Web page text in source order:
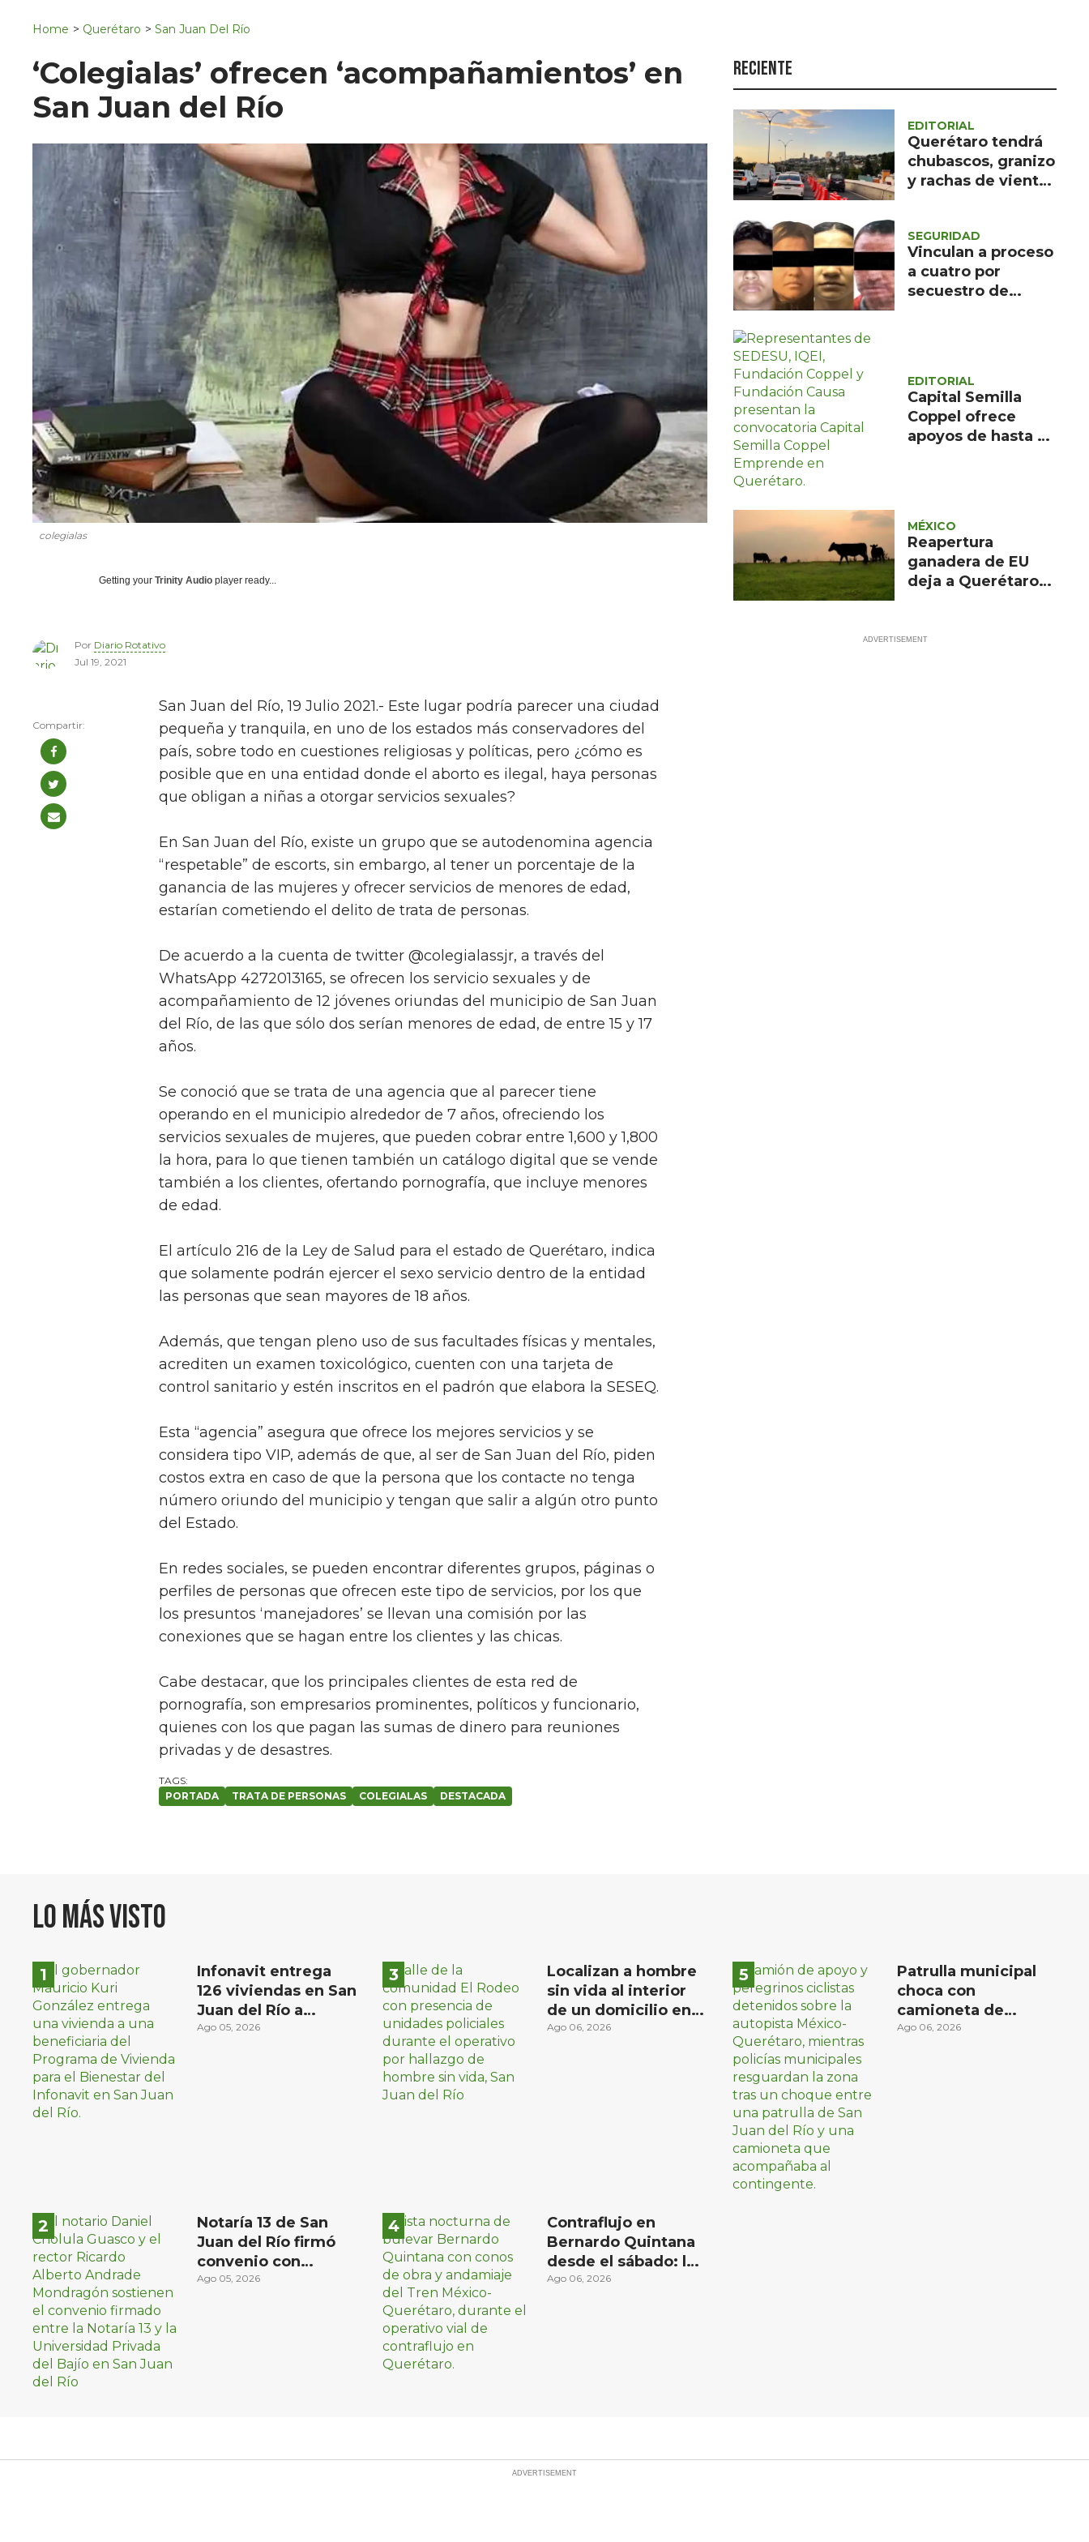
Política
Asuntos Sociales
Estilo de vida
Home > Querétaro > San Juan Del Río
‘Colegialas’ ofrecen ‘acompañamientos’ en
San Juan del Río
colegialas
Getting your Trinity Audio player ready...
Por Diario Rotativo
Jul 19, 2021
San Juan del Río, 19 Julio 2021.- Este lugar podría parecer una ciudad
pequeña y tranquila, en uno de los estados más conservadores del
país, sobre todo en cuestiones religiosas y políticas, pero ¿cómo es
posible que en una entidad donde el aborto es ilegal, haya personas
que obligan a niñas a otorgar servicios sexuales?
En San Juan del Río, existe un grupo que se autodenomina agencia
“respetable” de escorts, sin embargo, al tener un porcentaje de la
ganancia de las mujeres y ofrecer servicios de menores de edad,
estarían cometiendo el delito de trata de personas.
De acuerdo a la cuenta de twitter @colegialassjr, a través del
WhatsApp 4272013165, se ofrecen los servicio sexuales y de
acompañamiento de 12 jóvenes oriundas del municipio de San Juan
del Río, de las que sólo dos serían menores de edad, de entre 15 y 17
años.
Se conoció que se trata de una agencia que al parecer tiene
operando en el municipio alrededor de 7 años, ofreciendo los
servicios sexuales de mujeres, que pueden cobrar entre 1,600 y 1,800
la hora, para lo que tienen también un catálogo digital que se vende
también a los clientes, ofertando pornografía, que incluye menores
de edad.
El artículo 216 de la Ley de Salud para el estado de Querétaro, indica
que solamente podrán ejercer el sexo servicio dentro de la entidad
las personas que sean mayores de 18 años.
Además, que tengan pleno uso de sus facultades físicas y mentales,
acrediten un examen toxicológico, cuenten con una tarjeta de
control sanitario y estén inscritos en el padrón que elabora la SESEQ.
Esta “agencia” asegura que ofrece los mejores servicios y se
considera tipo VIP, además de que, al ser de San Juan del Río, piden
costos extra en caso de que la persona que los contacte no tenga
número oriundo del municipio y tengan que salir a algún otro punto
del Estado.
En redes sociales, se pueden encontrar diferentes grupos, páginas o
perfiles de personas que ofrecen este tipo de servicios, por los que
los presuntos ‘manejadores’ se llevan una comisión por las
conexiones que se hagan entre los clientes y las chicas.
Cabe destacar, que los principales clientes de esta red de
pornografía, son empresarios prominentes, políticos y funcionario,
quienes con los que pagan las sumas de dinero para reuniones
privadas y de desastres.
PORTADA TRATA DE PERSONAS COLEGIALAS DESTACADA
Reciente
EDITORIAL
Querétaro tendrá
chubascos, granizo
y rachas de viento
SEGURIDAD
Vinculan a proceso
a cuatro por
secuestro de
EDITORIAL
Capital Semilla
Coppel ofrece
apoyos de hasta 8
MÉXICO
Reapertura
ganadera de EU
deja a Querétaro
Lo más visto
Infonavit entrega
126 viviendas en San
Juan del Río a
familias de bajos
Ago 05, 2026
Notaría 13 de San
Juan del Río firmó
convenio con
Universidad Privada
Ago 05, 2026
Localizan a hombre
sin vida al interior
de un domicilio en
la comunidad El
Ago 06, 2026
Contraflujo en
Bernardo Quintana
desde el sábado: la
etapa más compleja
Ago 06, 2026
Patrulla municipal
choca con
camioneta de
peregrinos ciclistas
Ago 06, 2026